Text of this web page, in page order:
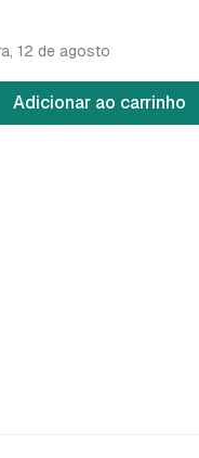
12 de agosto
Adicionar ao carrinho